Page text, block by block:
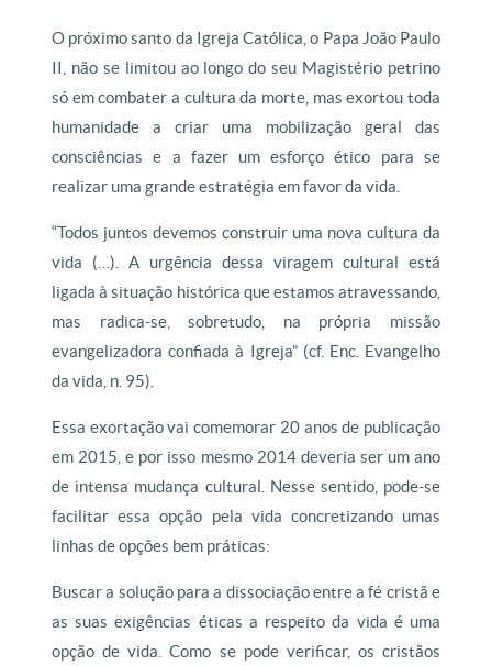
O próximo santo da Igreja Católica, o Papa João Paulo
II, não se limitou ao longo do seu Magistério petrino
só em combater a cultura da morte, mas exortou toda
humanidade a criar uma mobilização geral das
consciências e a fazer um esforço ético para se
realizar uma grande estratégia em favor da vida.
“Todos juntos devemos construir uma nova cultura da
vida (…). A urgência dessa viragem cultural está
ligada à situação histórica que estamos atravessando,
mas radica-se, sobretudo, na própria missão
evangelizadora confiada à Igreja” (cf. Enc. Evangelho
da vida, n. 95).
Essa exortação vai comemorar 20 anos de publicação
em 2015, e por isso mesmo 2014 deveria ser um ano
de intensa mudança cultural. Nesse sentido, pode-se
facilitar essa opção pela vida concretizando umas
linhas de opções bem práticas:
Buscar a solução para a dissociação entre a fé cristã e
as suas exigências éticas a respeito da vida é uma
opção de vida. Como se pode verificar, os cristãos